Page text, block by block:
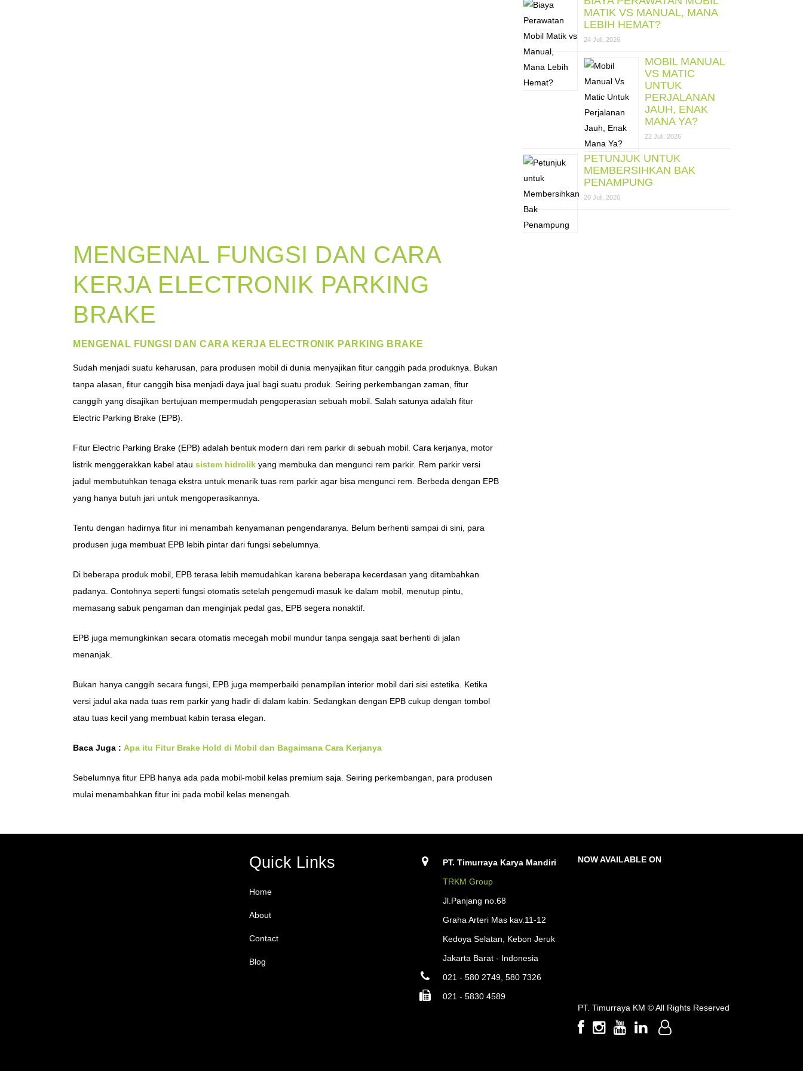
MENGENAL FUNGSI DAN CARA
KERJA ELECTRONIK PARKING
BRAKE
MENGENAL FUNGSI DAN CARA KERJA ELECTRONIK PARKING BRAKE
Sudah menjadi suatu keharusan, para produsen mobil di dunia menyajikan fitur canggih pada produknya. Bukan
tanpa alasan, fitur canggih bisa menjadi daya jual bagi suatu produk. Seiring perkembangan zaman, fitur
canggih yang disajikan bertujuan mempermudah pengoperasian sebuah mobil. Salah satunya adalah fitur
Electric Parking Brake (EPB).
Fitur Electric Parking Brake (EPB) adalah bentuk modern dari rem parkir di sebuah mobil. Cara kerjanya, motor
listrik menggerakkan kabel atau sistem hidrolik yang membuka dan mengunci rem parkir. Rem parkir versi
jadul membutuhkan tenaga ekstra untuk menarik tuas rem parkir agar bisa mengunci rem. Berbeda dengan EPB
yang hanya butuh jari untuk mengoperasikannya.
Tentu dengan hadirnya fitur ini menambah kenyamanan pengendaranya. Belum berhenti sampai di sini, para
produsen juga membuat EPB lebih pintar dari fungsi sebelumnya.
Di beberapa produk mobil, EPB terasa lebih memudahkan karena beberapa kecerdasan yang ditambahkan
padanya. Contohnya seperti fungsi otomatis setelah pengemudi masuk ke dalam mobil, menutup pintu,
memasang sabuk pengaman dan menginjak pedal gas, EPB segera nonaktif.
EPB juga memungkinkan secara otomatis mecegah mobil mundur tanpa sengaja saat berhenti di jalan
menanjak.
Bukan hanya canggih secara fungsi, EPB juga memperbaiki penampilan interior mobil dari sisi estetika. Ketika
versi jadul aka nada tuas rem parkir yang hadir di dalam kabin. Sedangkan dengan EPB cukup dengan tombol
atau tuas kecil yang membuat kabin terasa elegan.
Baca Juga : Apa itu Fitur Brake Hold di Mobil dan Bagaimana Cara Kerjanya
Sebelumnya fitur EPB hanya ada pada mobil-mobil kelas premium saja. Seiring perkembangan, para produsen
mulai menambahkan fitur ini pada mobil kelas menengah.
MATIK VS MANUAL, MANA
LEBIH HEMAT?
24 Juli, 2026
MOBIL MANUAL
VS MATIC
UNTUK
PERJALANAN
JAUH, ENAK
MANA YA?
22 Juli, 2026
PETUNJUK UNTUK
MEMBERSIHKAN BAK
PENAMPUNG
20 Juli, 2026
Quick Links
Home
About
Contact
Blog
PT. Timurraya Karya Mandiri
TRKM Group
Jl.Panjang no.68
Graha Arteri Mas kav.11-12
Kedoya Selatan, Kebon Jeruk
Jakarta Barat - Indonesia
021 - 580 2749, 580 7326
021 - 5830 4589
NOW AVAILABLE ON
PT. Timurraya KM ©All Rights Reserved